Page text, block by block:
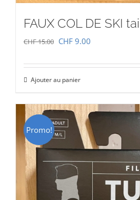
FAUX COL DE SKI
CHF15.00 Le
initial
était :
CHF 15.00.
CHF 9.00
actuel
CHF 9.00.
Ajouter au panier
Promo!